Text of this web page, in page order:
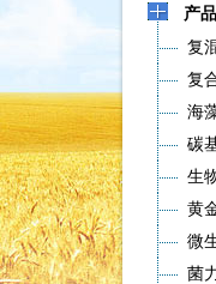
产
复
复
海
碳
生
黄
微
菌